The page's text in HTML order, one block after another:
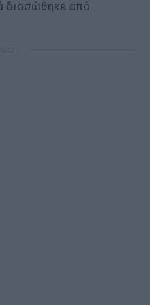
διασώθηκε από